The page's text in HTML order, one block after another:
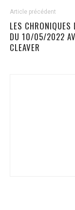
Article précédent
LES CHRONIQUES
DU 10/05/2022
CLEAVER